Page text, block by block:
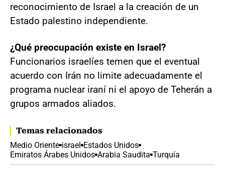
reconocimiento de Israel a la creación de un
Estado palestino independiente.
¿Qué preocupación existe en Israel?
Funcionarios israelíes temen que el eventual
acuerdo con Irán no limite adecuadamente el
programa nuclear iraní ni el apoyo de Teherán a
grupos armados aliados.
Temas relacionados
Medio Oriente israel Estados Unidos
Emiratos Árabes Unidos Arabia Saudita Turquía